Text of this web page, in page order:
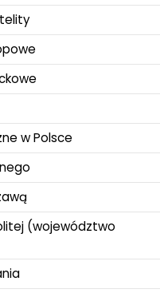
w Polsce
(województwo